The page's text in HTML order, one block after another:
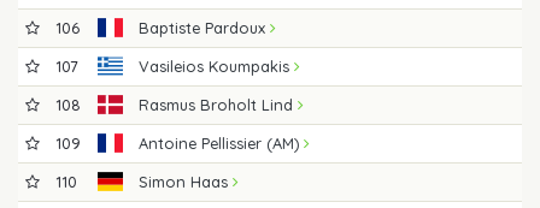
106
Baptiste Pardoux
107
Vasileios Koumpakis
108
Rasmus Broholt Lind
109
Antoine Pellissier (AM)
110
Simon Haas